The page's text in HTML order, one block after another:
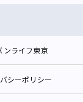
ンライフ東京
シーポリシー